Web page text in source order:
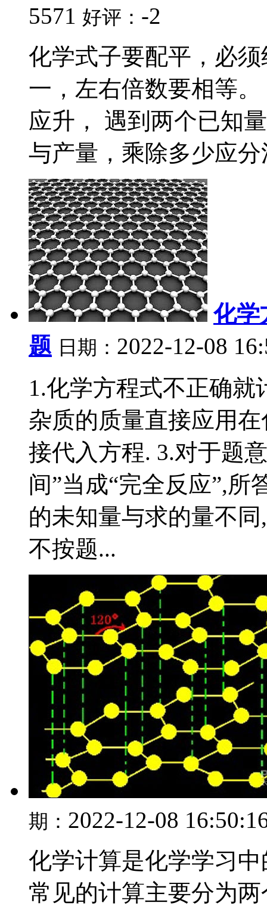
5571 好评： -2
化学式子要配平，必
一，左右倍数要相等
应升， 遇到两个已知
与产量，乘除多少应分
化学
题 日期： 2022-12-08
1.化学方程式不正确就
杂质的质量直接应用
接代入方程. 3.对于题
间”当成“完全反应”,所
的未知量与求的量不
不按题...
期： 2022-12-08
化学计算是化学学习
常见的计算主要分为